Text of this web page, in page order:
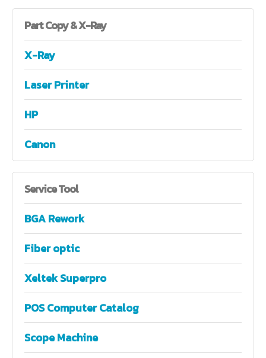
PartCopy & X-Ray
X-Ray
Laser Printer
HP
Canon
ServiceTool
BGA Rework
Fiber optic
Xeltek Superpro
POS Computer Catalog
Scope Machine